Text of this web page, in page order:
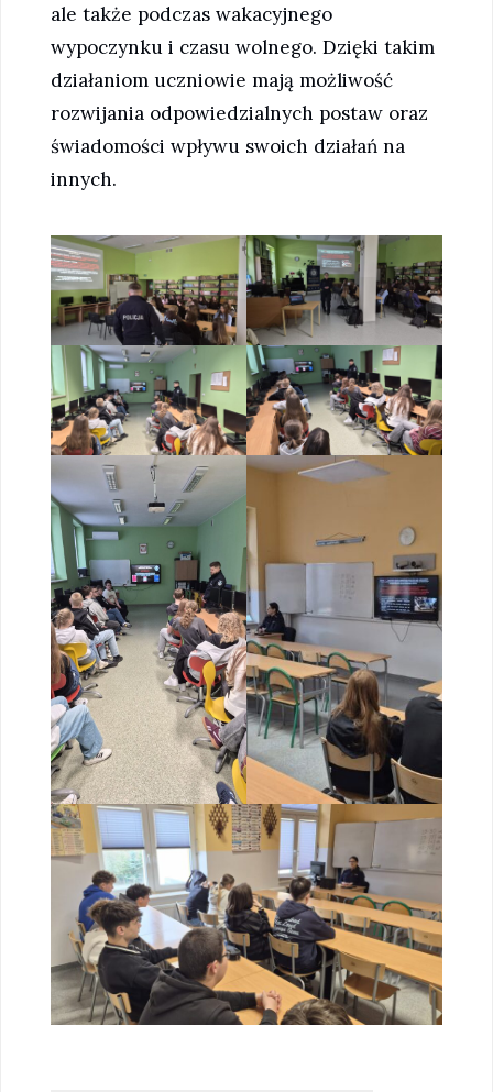
ale także podczas wakacyjnego
wypoczynku i czasu wolnego. Dzięki takim
działaniom uczniowie mają możliwość
rozwijania odpowiedzialnych postaw oraz
świadomości wpływu swoich działań na
innych.